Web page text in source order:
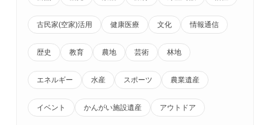
古民家(空家)活用 健康医療 文化 情報通信
歴史 教育 農地 芸術 林地
エネルギー 水産 スポーツ 農業遺産
イベント かんがい施設遺産 アウトドア